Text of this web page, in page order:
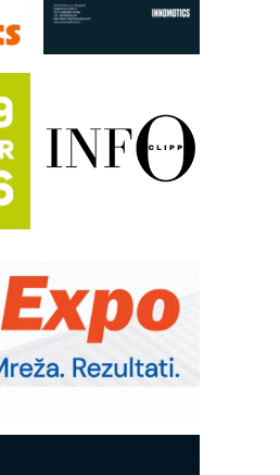
energijom
pakovanja · Display
Hybrid 1500 VDC
sa tečnim
bez složenih
- više od 40 godina
INDICATOR
za efikasnije